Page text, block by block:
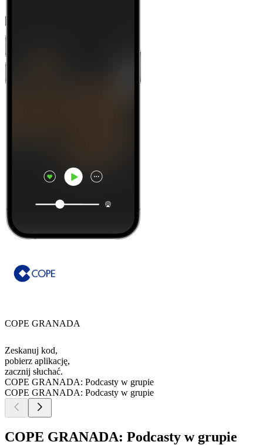
COPE GRANADA
Zeskanuj kod,
pobierz aplikację,
zacznij słuchać.
COPE GRANADA: Podcasty w grupie
COPE GRANADA: Podcasty w grupie
COPE GRANADA: Podcasty w grupie